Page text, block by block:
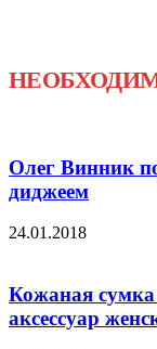
Олег Винник
диджеем
24.01.2018
Кожаная
аксессуар